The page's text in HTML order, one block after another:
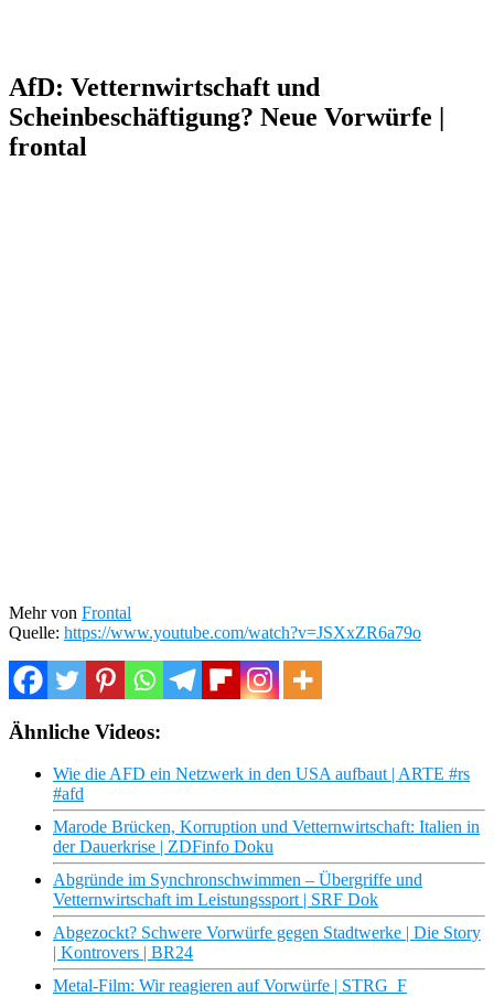
AfD: Vetternwirtschaft und
Scheinbeschäftigung? Neue Vorwürfe |
frontal
Mehr von Frontal
Quelle: https://www.youtube.com/watch?v=JSXxZR6a79o
Ähnliche Videos:
Wie die AFD ein Netzwerk in den USA aufbaut | ARTE #rs
#afd
Marode Brücken, Korruption und Vetternwirtschaft: Italien in
der Dauerkrise | ZDFinfo Doku
Abgründe im Synchronschwimmen – Übergriffe und
Vetternwirtschaft im Leistungssport | SRF Dok
Abgezockt? Schwere Vorwürfe gegen Stadtwerke | Die Story
| Kontrovers | BR24
Metal-Film: Wir reagieren auf Vorwürfe | STRG_F